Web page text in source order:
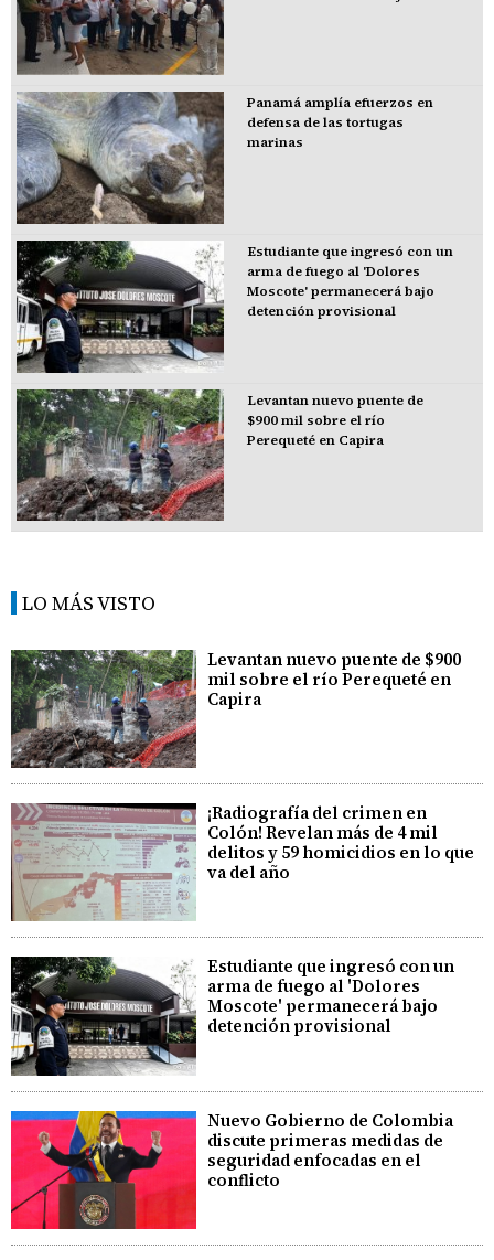
Panamá amplía efuerzos en
defensa de las tortugas
marinas
Estudiante que ingresó con un
arma de fuego al 'Dolores
Moscote' permanecerá bajo
detención provisional
Levantan nuevo puente de
$900 mil sobre el río
Perequeté en Capira
LO MÁS VISTO
Levantan nuevo puente de $900
mil sobre el río Perequeté en
Capira
¡Radiografía del crimen en
Colón! Revelan más de 4 mil
delitos y 59 homicidios en lo que
va del año
Estudiante que ingresó con un
arma de fuego al 'Dolores
Moscote' permanecerá bajo
detención provisional
Nuevo Gobierno de Colombia
discute primeras medidas de
seguridad enfocadas en el
conflicto